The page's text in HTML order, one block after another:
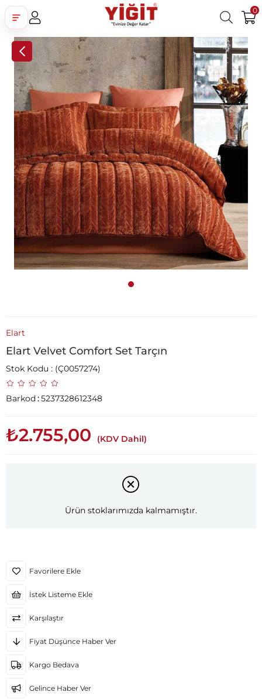
0
Üye Girişi Üye Ol Facebook İle Bağlan
Google İle Bağlan
Elart
Elart Velvet Comfort Set Tarçın
Stok Kodu (Ç0057274)
Barkod:5237328612348
₺2.755,00 (KDV Dahil)
Ürün stoklarımızda kalmamıştır.
Favorilere Ekle
İstek Listeme Ekle
Karşılaştır
Fiyat Düşünce Haber Ver
Kargo Bedava
Gelince Haber Ver